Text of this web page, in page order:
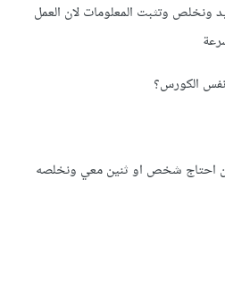
وتثبت المعلومات لان العمل
الكورس؟
احتاج شخص او ثنين معي ونخلصه